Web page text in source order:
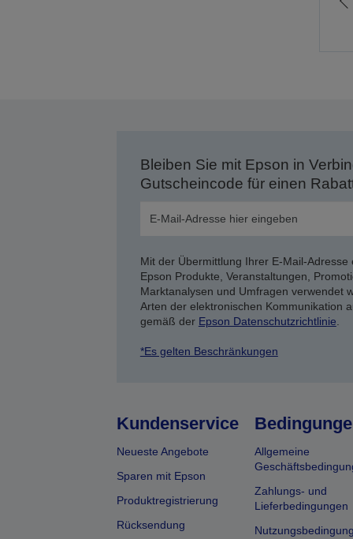
Bleiben Sie mit Epson in
Gutscheincode für einen
Mit der Übermittlung Ihrer E-Mail-
Epson Produkte, Veranstaltungen,
Marktanalysen und Umfragen verwendet
Arten der elektronischen Kommunikation
gemäß der Epson Datenschutzrichtlinie.
*Es gelten Beschränkungen
Kundenservice
Neueste Angebote
Sparen mit Epson
Produktregistrierung
Rücksendung
Allgemeine
Zahlungs- und
Lieferbedingungen